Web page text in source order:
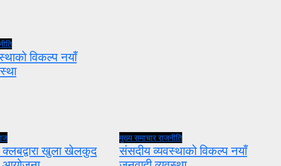
विकल्प नयाँ
क्लबद्वारा खुला खेलकुद
मुख्य समाचारराजनीति
संसदीय व्यवस्थाको विकल्प नयाँ